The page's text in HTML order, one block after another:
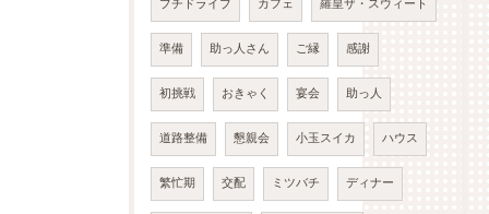
プチドライブ カフェ 羅皇ザ・スウィート
準備 助っ人さん ご縁 感謝
初挑戦 おきゃく 宴会 助っ人
道路整備 懇親会 小玉スイカ ハウス
繁忙期 交配 ミツバチ ディナー